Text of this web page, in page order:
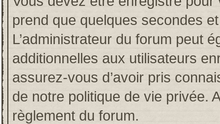
prend que quelques secondes
L’administrateur du forum peut
additionnelles aux utilisateurs
assurez-vous d’avoir pris
de notre politique de vie privée.
règlement du forum.